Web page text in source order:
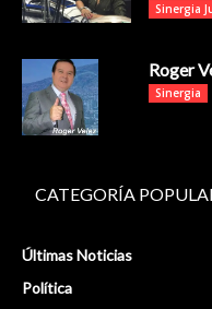
Sinergia
Roger
Sinergia
CATEGORÍA
Últimas Noticias
Política